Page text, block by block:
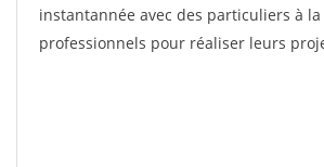
instantannée avec des particuliers à
professionnels pour réaliser leurs